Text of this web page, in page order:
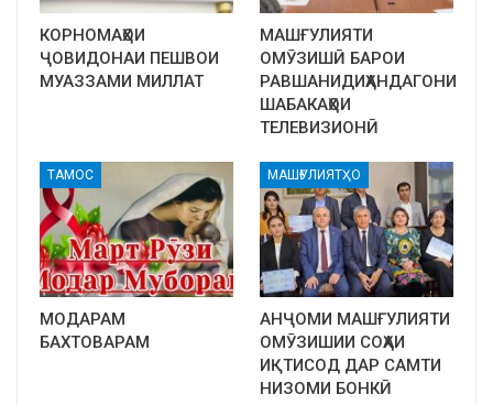
КОРНОМАҲОИ
ҶОВИДОНАИ ПЕШВОИ
МУАЗЗАМИ МИЛЛАТ
МАШҒУЛИЯТИ
ОМӮЗИШӢ БАРОИ
РАВШАНИДИҲАНДАГОНИ
ШАБАКАҲОИ
ТЕЛЕВИЗИОНӢ
ТАМОС
МОДАРАМ
БАХТОВАРАМ
МАШҒУЛИЯТҲО
АНҶОМИ МАШҒУЛИЯТИ
ОМӮЗИШИИ СОҲАИ
ИҚТИСОД ДАР САМТИ
НИЗОМИ БОНКӢ